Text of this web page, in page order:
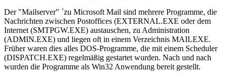
Der "Mailserver" ´zu Microsoft Mail sind mehrere Programme, die
Nachrichten zwischen Postoffices (EXTERNAL.EXE oder dem
Internet (SMTPGW.EXE) austauschen, zu Administration
(ADMIN.EXE) und liegen oft in einem Verzeichnis MAILEXE.
Früher waren dies alles DOS-Programme, die mit einem Scheduler
(DISPATCH.EXE) regelmäßig gestartet wurden. Nach und nach
wurden die Programme als Win32 Anwendung bereit gestellt.